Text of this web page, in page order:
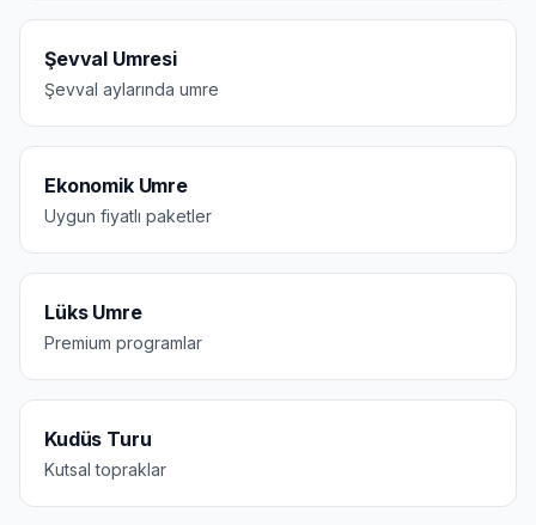
Şevval Umresi
Şevval aylarında umre
Ekonomik Umre
Uygun fiyatlı paketler
Lüks Umre
Premium programlar
Kudüs Turu
Kutsal topraklar